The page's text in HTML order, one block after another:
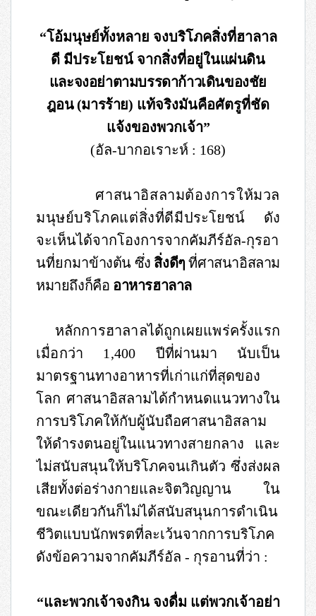
“โอ้มนุษย์ทั้งหลาย จงบริโภคสิ่งที่ฮาลาล
ดี มีประโยชน์ จากสิ่งที่อยู่ในแผ่นดิน
และจงอย่าตามบรรดาก้าวเดินของชัย
ฎอน(มารร้าย) แท้จริงมันคือศัตรูที่ชัด
แจ้งของพวกเจ้า”
(อัล-บากอเราะห์ : 168)
ศาสนาอิสลามต้องการให้มวล
มนุษย์บริโภคแต่สิ่งที่ดีมีประโยชน์ ดัง
จะเห็นได้จากโองการจากคัมภีร์อัล-กุรอา
นที่ยกมาข้างต้น ซึ่ง สิ่งดีๆ ที่ศาสนาอิสลาม
หมายถึงก็คือ อาหารฮาลาล
หลักการฮาลาลได้ถูกเผยแพร่ครั้งแรก
เมื่อกว่า 1,400 ปีที่ผ่านมา นับเป็น
มาตรฐานทางอาหารที่เก่าแก่ที่สุดของ
โลก ศาสนาอิสลามได้กำหนดแนวทางใน
การบริโภคให้กับผู้นับถือศาสนาอิสลาม
ให้ดำรงตนอยู่ในแนวทางสายกลาง และ
ไม่สนับสนุนให้บริโภคจนเกินตัว ซึ่งส่งผล
เสียทั้งต่อร่างกายและจิตวิญญาน ใน
ขณะเดียวกันก็ไม่ได้สนับสนุนการดำเนิน
ชีวิตแบบนักพรตที่ละเว้นจากการบริโภค
ดังข้อความจากคัมภีร์อัล - กุรอานที่ว่า :
“และพวกเจ้าจงกิน จงดื่ม แต่พวกเจ้าอย่า